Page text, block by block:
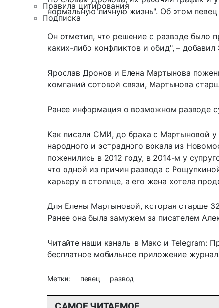
Правила цитирования
Подписка
нормальную личную жизнь". Об этом певец
Он отметил, что решение о разводе было
каких-либо конфликтов и обид", – добавил
Ярослав Дронов и Елена Мартынова
компаний сотовой связи, Мартынова
Ранее информация о возможном разводе
Как писали СМИ, до брака с Мартыновой у
народного и эстрадного вокала из
поженились в 2012 году, в 2014-м у
что одной из причин развода с
карьеру в столице, а его жена хотела
Для Елены Мартыновой, которая старше
Ранее она была замужем за писателем
Читайте наши каналы в Макс и Telegram:
бесплатное мобильное приложение
Метки: певец развод
САМОЕ ЧИТАЕМОЕ